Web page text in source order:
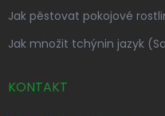
Jak pěstovat pokojové
Jak množit tchýnin jazyk
KONTAKT